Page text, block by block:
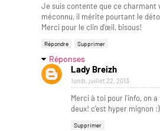
Je suis contente que ce charmant
méconnu, il mérite pourtant le
Merci pour le clin d'œil, bisous!
Répondre Supprimer
Réponses
Lady Breizh
lundi, juillet 22, 2013
Merci à toi pour l'info, on
deux! c'est hyper mignon
Supprimer